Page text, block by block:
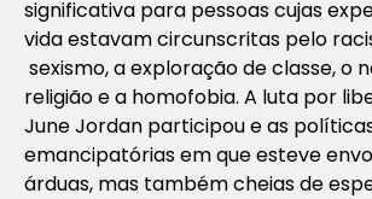
significativa para pessoas cujas
vida estavam circunscritas pelo
sexismo, a exploração de classe, o
religião e a homofobia. A luta por
June Jordan participou e as
emancipatórias em que esteve
árduas, mas também cheias de